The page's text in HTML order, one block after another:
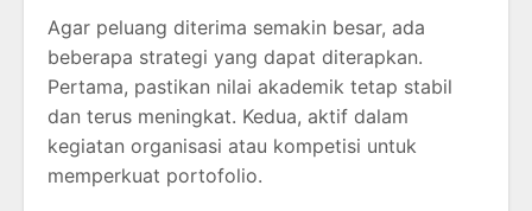
Agar peluang diterima semakin besar, ada
beberapa strategi yang dapat diterapkan.
Pertama, pastikan nilai akademik tetap stabil
dan terus meningkat. Kedua, aktif dalam
kegiatan organisasi atau kompetisi untuk
memperkuat portofolio.